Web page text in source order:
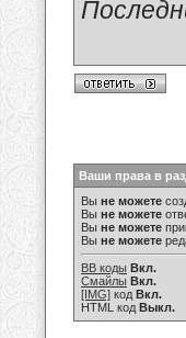
Ваши права в
Вы не можете
Вы не можете
Вы не можете
Вы не можете
BB коды Вкл.
Смайлы Вкл.
[IMG] код Вкл.
HTML код Выкл.